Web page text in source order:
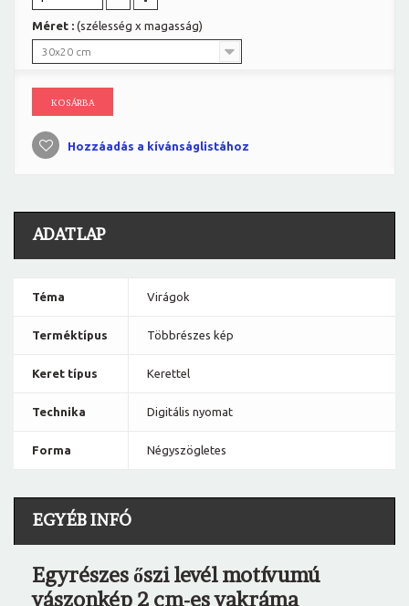
Méret : (szélesség x magasság)
30x20 cm
KOSÁRBA
Hozzáadás a kívánságlistához
ADATLAP
Téma Virágok
Terméktípus Többrészes kép
Keret típus Kerettel
Technika Digitális nyomat
Forma Négyszögletes
EGYÉB INFÓ
Egyrészes őszi levél motívumú
vászonkép 2 cm-es vakráma